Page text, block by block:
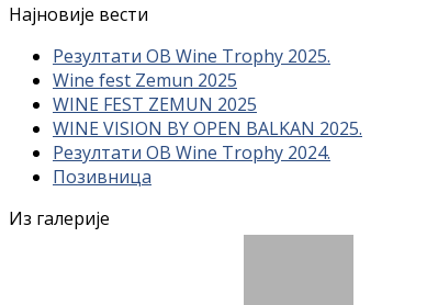
Најновије вести
Резултати OB Wine Trophy 2025.
Wine fest Zemun 2025
WINE FEST ZEMUN 2025
WINE VISION BY OPEN BALKAN 2025.
Резултати OB Wine Trophy 2024.
Позивница
Из галерије